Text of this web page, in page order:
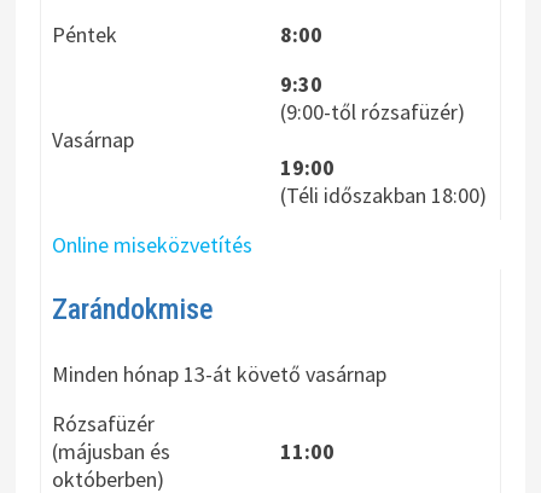
Péntek
8:00
Vasárnap
9:30
(9:00-től rózsafüzér)
19:00
(Téli időszakban 18:00)
Online miseközvetítés
Zarándokmise
Minden hónap 13-át követő vasárnap
Rózsafüzér
(májusban és
októberben)
11:00